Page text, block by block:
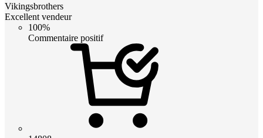
Vikingsbrothers
Excellent vendeur
100%
Commentaire positif